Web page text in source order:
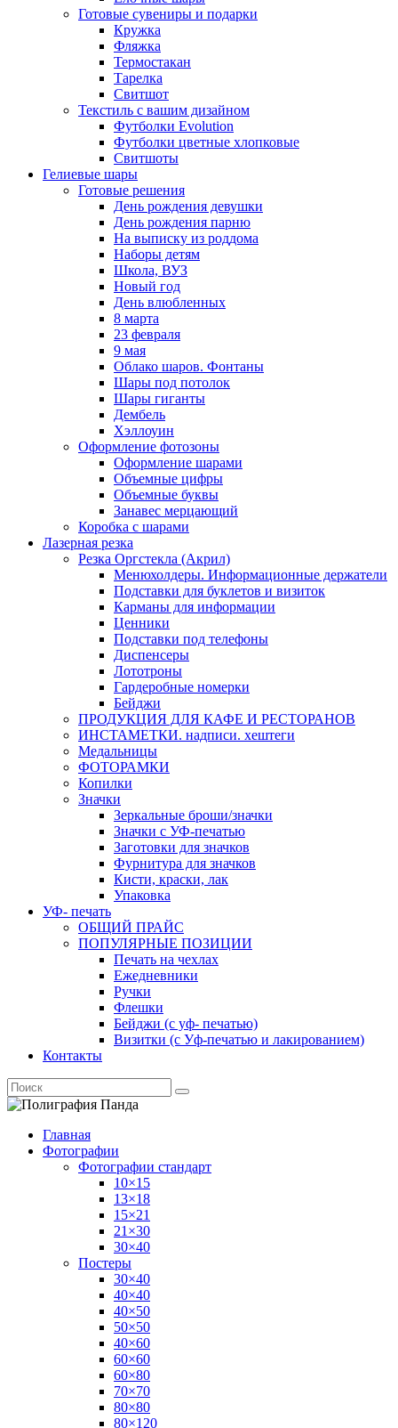
Готовые сувениры и подарки
Кружка
Фляжка
Термостакан
Тарелка
Свитшот
Текстиль с вашим дизайном
Футболки Evolution
Футболки цветные хлопковые
Свитшоты
Гелиевые шары
Готовые решения
День рождения девушки
День рождения парню
На выписку из роддома
Наборы детям
Школа, ВУЗ
Новый год
День влюбленных
8 марта
23 февраля
9 мая
Облако шаров. Фонтаны
Шары под потолок
Шары гиганты
Дембель
Хэллоуин
Оформление фотозоны
Оформление шарами
Объемные цифры
Объемные буквы
Занавес мерцающий
Коробка с шарами
Лазерная резка
Резка Оргстекла (Акрил)
Менюхолдеры. Информационные держатели
Подставки для буклетов и визиток
Карманы для информации
Ценники
Подставки под телефоны
Диспенсеры
Лототроны
Гардеробные номерки
Бейджи
ПРОДУКЦИЯ ДЛЯ КАФЕ И РЕСТОРАНОВ
ИНСТАМЕТКИ. надписи. хештеги
Медальницы
ФОТОРАМКИ
Копилки
Значки
Зеркальные броши/значки
Значки с УФ-печатью
Заготовки для значков
Фурнитура для значков
Кисти, краски, лак
Упаковка
УФ- печать
ОБЩИЙ ПРАЙС
ПОПУЛЯРНЫЕ ПОЗИЦИИ
Печать на чехлах
Ежедневники
Ручки
Флешки
Бейджи (с уф- печатью)
Визитки (с Уф-печатью и лакированием)
Контакты
Главная
Фотографии
Фотографии стандарт
10×15
13×18
15×21
21×30
30×40
Постеры
30×40
40×40
40×50
50×50
40×60
60×60
60×80
70×70
80×80
80×120